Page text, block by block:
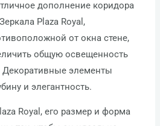
дополнение коридора
Plaza Royal,
от окна стене,
общую освещенность
элементы
и элегантность.
Royal, его размер и форма